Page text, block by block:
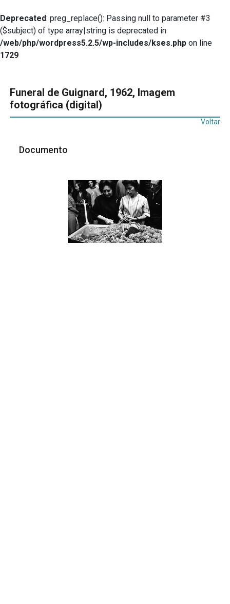
Deprecated: preg_replace(): Passing null to parameter #3
($subject) of type array|string is deprecated in
/web/php/wordpress5.2.5/wp-includes/kses.php on line
1729
Funeral de Guignard, 1962, Imagem
fotográfica (digital)
Voltar
Documento